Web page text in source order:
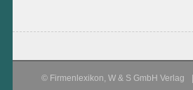
© Firmenlexikon, W & S GmbH Verlag